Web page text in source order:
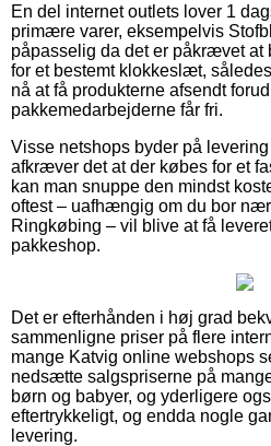
En del internet outlets lover 1
primære varer, eksempelvis
påpasselig da det er påkrævet at
for et bestemt klokkeslæt,
nå at få produkterne afsendt
pakkemedarbejderne får fri.
Visse netshops byder på
afkræver det at der købes for et
kan man snuppe den mindst
oftest – uafhængig om du bor
Ringkøbing – vil blive at få
pakkeshop.
Det er efterhånden i høj grad
sammenligne priser på flere
mange Katvig online webshops
nedsætte salgspriserne på
børn og babyer, og yderligere
eftertrykkeligt, og endda nogle
levering.